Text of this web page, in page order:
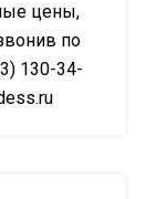
цены,
по
130-34-